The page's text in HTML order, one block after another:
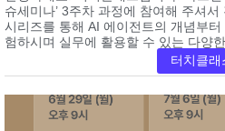
슈세미나’ 3주차 과정에 참여해 주셔
시리즈를 통해 AI 에이전트의 개념부
험하시며 실무에 활용할 수 있는 다양